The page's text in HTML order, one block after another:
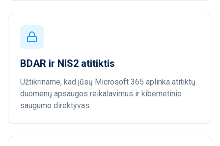
BDAR ir NIS2 atitiktis
Užtikriname, kad jūsų Microsoft 365 aplinka atitiktų
duomenų apsaugos reikalavimus ir kibernetinio
saugumo direktyvas.